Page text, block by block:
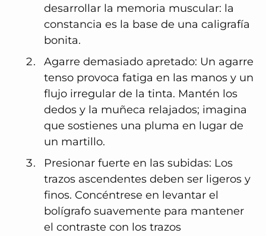
desarrollar la memoria muscular: la
constancia es la base de una caligrafía
bonita.
Agarre demasiado apretado: Un agarre
tenso provoca fatiga en las manos y un
flujo irregular de la tinta. Mantén los
dedos y la muñeca relajados; imagina
que sostienes una pluma en lugar de
un martillo.
Presionar fuerte en las subidas: Los
trazos ascendentes deben ser ligeros y
finos. Concéntrese en levantar el
bolígrafo suavemente para mantener
el contraste con los trazos